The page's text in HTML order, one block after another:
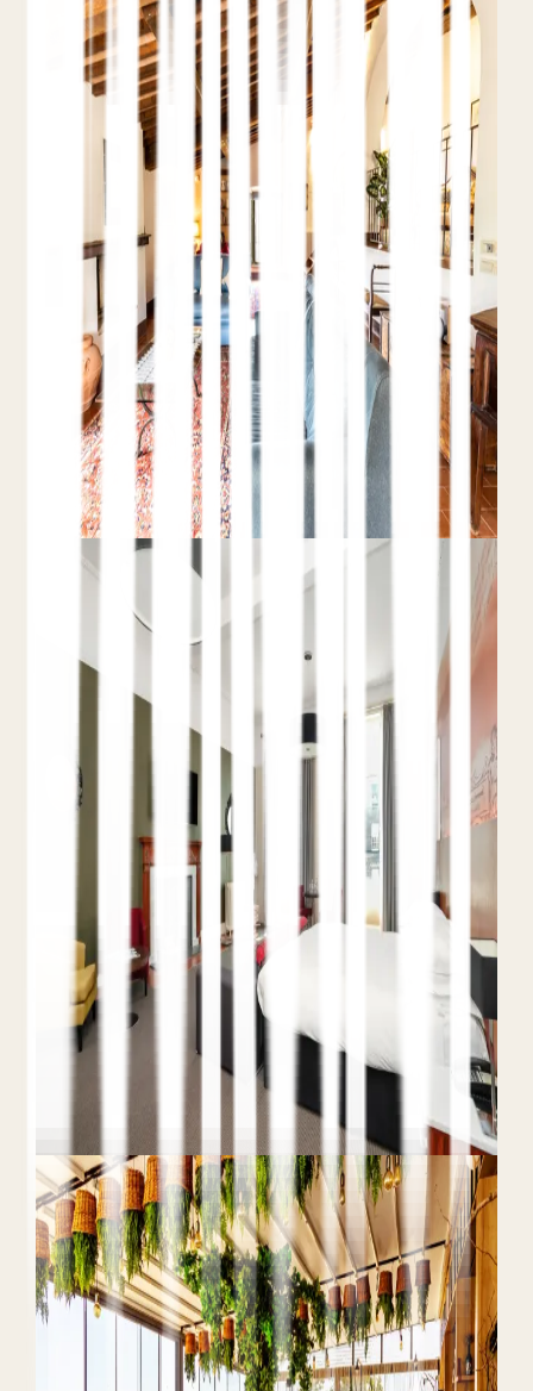
Performance Max para
Hoteles: Cuándo Ayuda y
Cuándo Quema Presupuesto
9 de junio de 2026
Teo Yordanov
11 min de lectura
Exclusiones de marca
Señales de
audiencia
Evitar la canibalización
Performance Max puede encontrar nuevos
clientes en todo Google o canibalizar
silenciosamente la demanda de marca y
metabuscadores que ya tienes. Te explicamos
cómo controlarlo.
Leer el artículo completo
Anuncios de Meta (Facebook
e Instagram) para Hoteles
9 de junio de 2026
11 min de lectura
De prospección a retargeting
Pixel y
Conversions API
Medido en reservas
Cómo los hoteles independientes usan los
anuncios de Facebook e Instagram en todo el
embudo: prospección con creatividades visuales
potentes, retargeting de reservas abandonadas
y medición de la contribución real a las reservas
directas.
Hotel PPC
Medir el Rendimiento de los
Anuncios Hoteleros:
Atribución Basada en Reservas
Directas
9 de junio de 2026